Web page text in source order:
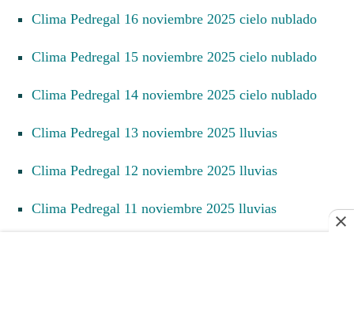
Clima Pedregal 16 noviembre 2025 cielo nublado
Clima Pedregal 15 noviembre 2025 cielo nublado
Clima Pedregal 14 noviembre 2025 cielo nublado
Clima Pedregal 13 noviembre 2025 lluvias
Clima Pedregal 12 noviembre 2025 lluvias
Clima Pedregal 11 noviembre 2025 lluvias